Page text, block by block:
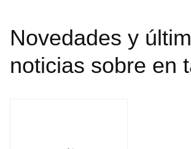
Novedades y
noticias sobre en